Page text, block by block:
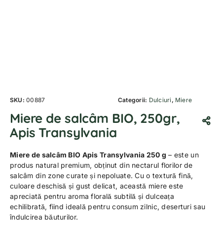
SKU:00887 Categorii: Dulciuri , Miere
Miere de salcâm BIO, 250gr,
Apis Transylvania
Miere de salcâm BIO Apis Transylvania 250 g – este un
produs natural premium, obținut din nectarul florilor de
salcâm din zone curate și nepoluate. Cu o textură fină,
culoare deschisă și gust delicat, această miere este
apreciată pentru aroma florală subtilă și dulceața
echilibrată, fiind ideală pentru consum zilnic, deserturi sau
îndulcirea băuturilor.